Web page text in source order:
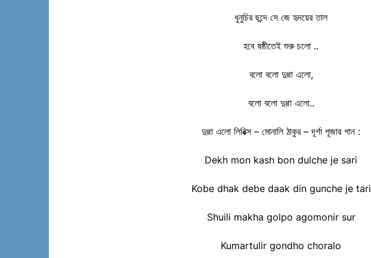
ধুনুচির ছন্দে সে জে হৃদয়ের তাল
হবে ষষ্ঠীতেই শুরু চলো ..
বলো বলো দুগ্গা এলো,
বলো বলো দুগ্গা এলো..
দুগ্গা এলো লিরিক্স – মোনালি ঠাকুর – দূর্গা পূজার গান :
Dekh mon kash bon dulche je sari
Kobe dhak debe daak din gunche je tari
Shuili makha golpo agomonir sur
Kumartulir gondho choralo